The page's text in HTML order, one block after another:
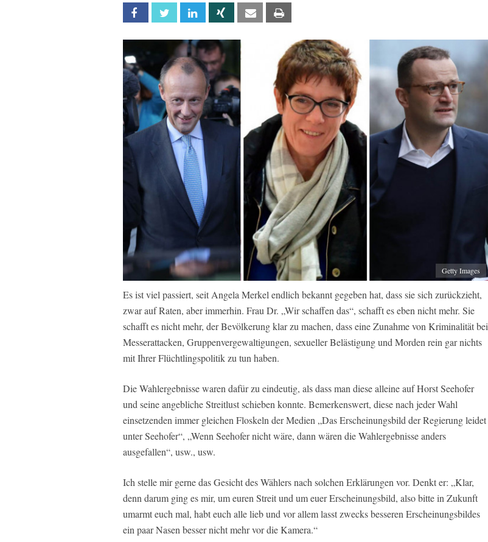
Facebook Twitter Linkedin Xing Email
Getty Images
Es ist viel passiert, seit Angela Merkel endlich bekannt gegeben hat, dass sie sich zurückzieht,
zwar auf Raten, aber immerhin. Frau Dr. „Wir schaffen das“, schafft es eben nicht mehr. Sie
schafft es nicht mehr, der Bevölkerung klar zu machen, dass eine Zunahme von Kriminalität bei
Messerattacken, Gruppenvergewaltigungen, sexueller Belästigung und Morden rein gar nichts
mit Ihrer Flüchtlingspolitik zu tun haben.
Die Wahlergebnisse waren dafür zu eindeutig, als dass man diese alleine auf Horst Seehofer
und seine angebliche Streitlust schieben konnte. Bemerkenswert, diese nach jeder Wahl
einsetzenden immer gleichen Floskeln der Medien „Das Erscheinungsbild der Regierung leidet
unter Seehofer“, „Wenn Seehofer nicht wäre, dann wären die Wahlergebnisse anders
ausgefallen“, usw., usw.
Ich stelle mir gerne das Gesicht des Wählers nach solchen Erklärungen vor. Denkt er: „Klar,
denn darum ging es mir, um euren Streit und um euer Erscheinungsbild, also bitte in Zukunft
umarmt euch mal, habt euch alle lieb und vor allem lasst zwecks besseren Erscheinungsbildes
ein paar Nasen besser nicht mehr vor die Kamera.“